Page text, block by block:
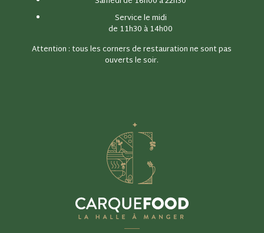
Service le midi
de 11h30 à 14h00
Attention : tous les corners de restauration ne sont pas
ouverts le soir.